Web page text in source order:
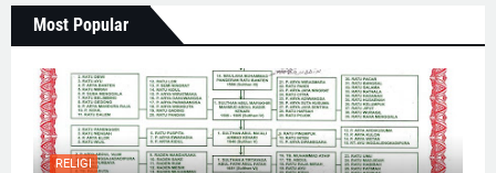
Most Popular
RELIGI